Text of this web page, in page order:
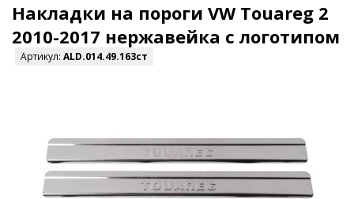
Накладки на пороги VW Touareg 2
2010-2017 нержавейка с логотипом
Артикул: ALD.014.49.163ст